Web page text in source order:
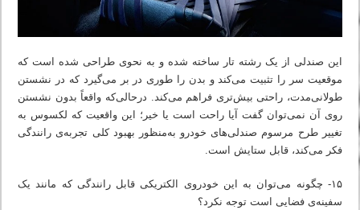
این صندلی از یک رشته تار ساخته شده و به نحوی طراحی شده است که
موقعیت سر را تثبیت می‌کند و بدن را طوری در بر می‌گیرد که در نشستن
طولانی‌مدت، راحتی بیش‌تری فراهم می‌کند. درحالی‌که واقعاً بدون نشستن
روی آن نمی‌توان گفت آیا راحت است یا خیر؛ این واقعیت که لکسوس به
تغییر طرح مرسوم صندلی‌های خودرو به‌منظور بهبود کلی تجربه‌ی رانندگی
فکر می‌کند، قابل ستایش است.
۱۵- چگونه می‌توان به این خودروی الکتریکی قابل رانندگی که مانند یک
سفینه‌ی فضایی است توجه نکرد؟